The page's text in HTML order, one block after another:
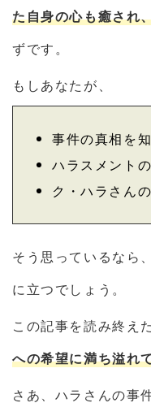
た自身の心も癒され
ずです。
もしあなたが、
事件の真相を
ハラスメント
ク・ハラさん
そう思っているなら
に立つでしょう。
この記事を読み終え
への希望に満ち溢れ
さあ、ハラさんの事